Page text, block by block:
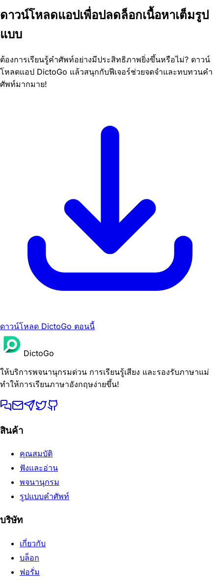
ดาวน์โหลดแอปเพื่อปลดล็อกเนื้อหาเต็มรูป
แบบ
ต้องการเรียนรู้คำศัพท์อย่างมีประสิทธิภาพยิ่งขึ้นหรือไม่? ดาวน์
โหลดแอป DictoGo แล้วสนุกกับฟีเจอร์ช่วยจดจำและทบทวนคำ
ศัพท์มากมาย!
ดาวน์โหลด DictoGo ตอนนี้
DictoGo
ให้บริการพจนานุกรมด่วน การเรียนรู้เสียง และรองรับภาษาแม่
ทำให้การเรียนภาษาอังกฤษง่ายขึ้น!
สินค้า
คุณสมบัติ
ฟังและอ่าน
พจนานุกรม
รูปแบบคำศัพท์
บริษัท
เกี่ยวกับ
บล็อก
ฟอรั่ม